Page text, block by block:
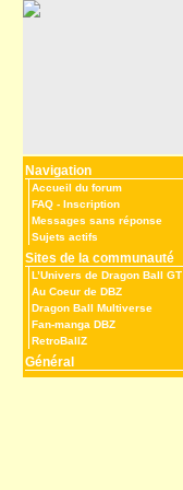
Navigation
Accueil du forum
FAQ - Inscription
Messages sans réponse
Sujets actifs
Sites de la communauté
L’Univers de Dragon Ball GT
Au Coeur de DBZ
Dragon Ball Multiverse
Fan-manga DBZ
RetroBallZ
Général